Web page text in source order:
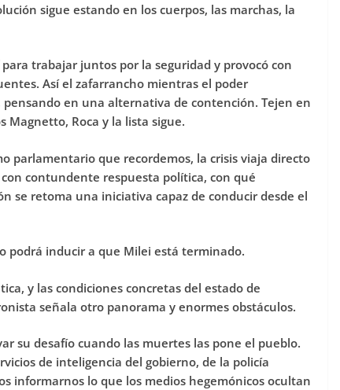
sigue estando en los cuerpos, las marchas, la
trabajar juntos por la seguridad y provocó con
Así el zafarrancho mientras el poder
en una alternativa de contención. Tejen en
Magnetto, Roca y la lista sigue.
parlamentario que recordemos, la crisis viaja directo
contundente respuesta política, con qué
se retoma una iniciativa capaz de conducir desde el
podrá inducir a que Milei está terminado.
y las condiciones concretas del estado de
señala otro panorama y enormes obstáculos.
su desafío cuando las muertes las pone el pueblo.
de inteligencia del gobierno, de la policía
informarnos lo que los medios hegemónicos ocultan